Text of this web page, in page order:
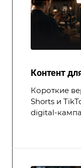
Контент
Короткие
Shorts и
digital-